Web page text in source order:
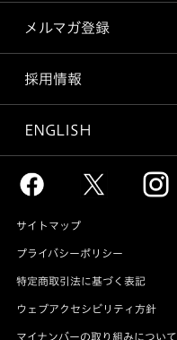
メルマガ登録
採用情報
ENGLISH
サイトマップ
プライバシーポリシー
特定商取引法に基づく表記
ウェブアクセシビリティ方針
マイナンバーの取り組みについて